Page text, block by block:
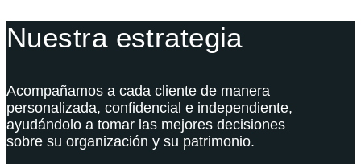
Nuestra estrategia
Acompañamos a cada cliente de manera
personalizada, confidencial e independiente,
ayudándolo a tomar las mejores decisiones
sobre su organización y su patrimonio.